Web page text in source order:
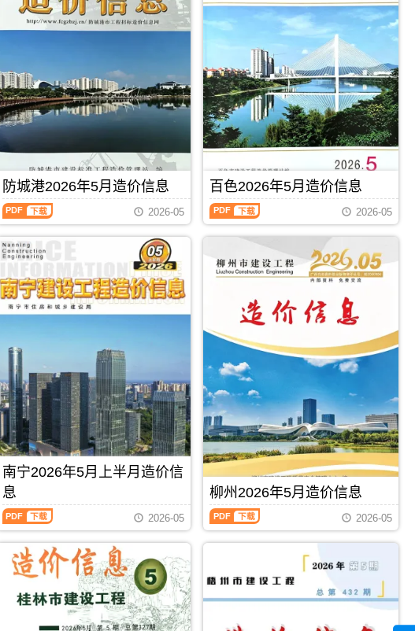
息
清
扫
描
件
PDF，
防
城
信
息
价
包
含
区
域：
城
港
市、
市、
上
思
县;
主
办：
防
城
市
建
设
标
准
工
息
网
州
信
息
价
包
含
区
域：
钦
州
市、
钦
州
灵
山
县;，
钦
市
造
价
信
息
期
PDF
设
工
程
造
价
信
期
刊，
由
贺
州
市
建
造
价
信
息
发
布，
当
前
贺
州
造
价
信
息
每
月
一
期
贺
州
PDF 下载
息
（梧
建
设
工
程
造
价
信
期
刊，
由
梧
州
市
设
造
网
用
梧
州
工
程
投
资
估
算
编
制，
属
于
市
工
PDF 下载
防城港2026年5月造价信息
防
城
2026
年
月
造
价
（防
港
建
设
造
价
信
息）
期
刊，
由
防
下载
2026-05
百色2026年5月造价信息
百
色
月
（百
建
设
工
程
造
价
信
息）
刊，
由
百
色
市
造
PDF 下载
2026-05
南宁2026年5月上半月造价信
息
南
宁
2026-05
柳州2026年5月造价信息
柳
州
月
价
2026-05